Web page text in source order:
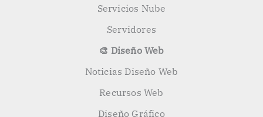
Servicios Nube
Servidores
🎨 Diseño Web
Noticias Diseño Web
Recursos Web
Diseño Gráfico